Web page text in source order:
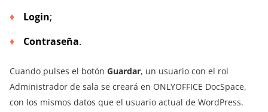
Login;
Contraseña.
Cuando pulses el botón Guardar, un usuario con el rol
Administrador de sala se creará en ONLYOFFICE DocSpace,
con los mismos datos que el usuario actual de WordPress.